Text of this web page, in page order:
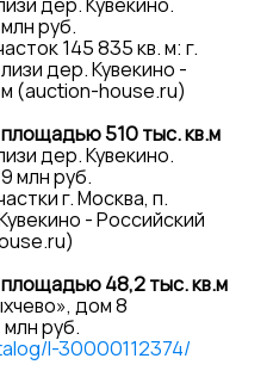
руб.
145 835 кв. м: г.
дер. Кувекино -
(auction-house.ru)
510 тыс. кв.м
дер. Кувекино.
млн руб.
г. Москва, п.
- Российский
48,2 тыс. кв.м
дом 8
руб.
l-30000112374/